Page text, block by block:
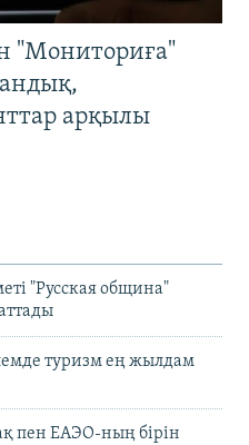
"Мониториға"
арқылы
"Русская община"
туризм ең жылдам
пен ЕАЭО-ның бірін